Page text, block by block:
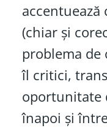
accentuează
(chiar și
problema de
îl critici,
oportunitate
înapoi și